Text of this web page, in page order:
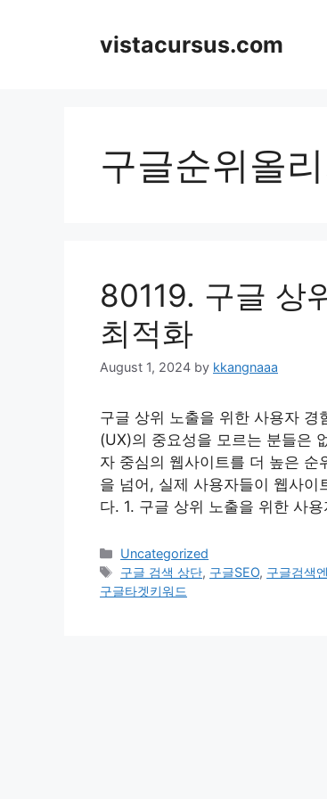
vistacursus.com
구글순위올
80119. 구글 상
최적화
August 1, 2024 by kkangnaaa
구글 상위 노출을 위한 사용자 경
(UX)의 중요성을 모르는 분들은
자 중심의 웹사이트를 더 높은
을 넘어, 실제 사용자들이 웹사이
다. 1. 구글 상위 노출을 위한 사
Categories
Uncategorized
Tags
구글 검색 상단, 구글SEO, 구글검색
구글타겟키워드